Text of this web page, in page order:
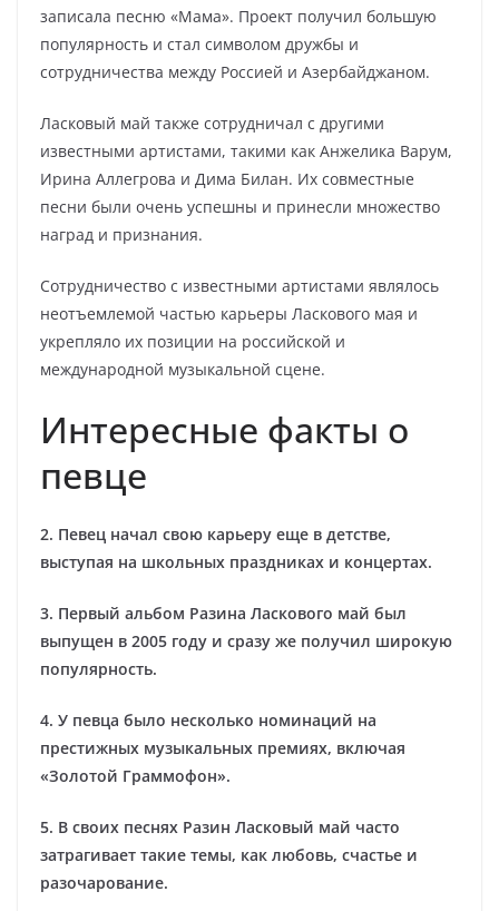
записала песню «Мама». Проект получил большую
популярность и стал символом дружбы и
сотрудничества между Россией и Азербайджаном.
Ласковый май также сотрудничал с другими
известными артистами, такими как Анжелика Варум,
Ирина Аллегрова и Дима Билан. Их совместные
песни были очень успешны и принесли множество
наград и признания.
Сотрудничество с известными артистами являлось
неотъемлемой частью карьеры Ласкового мая и
укрепляло их позиции на российской и
международной музыкальной сцене.
Интересные факты о
певце
2. Певец начал свою карьеру еще в детстве,
выступая на школьных праздниках и концертах.
3. Первый альбом Разина Ласкового май был
выпущен в 2005 году и сразу же получил широкую
популярность.
4. У певца было несколько номинаций на
престижных музыкальных премиях, включая
«Золотой Граммофон».
5. В своих песнях Разин Ласковый май часто
затрагивает такие темы, как любовь, счастье и
разочарование.